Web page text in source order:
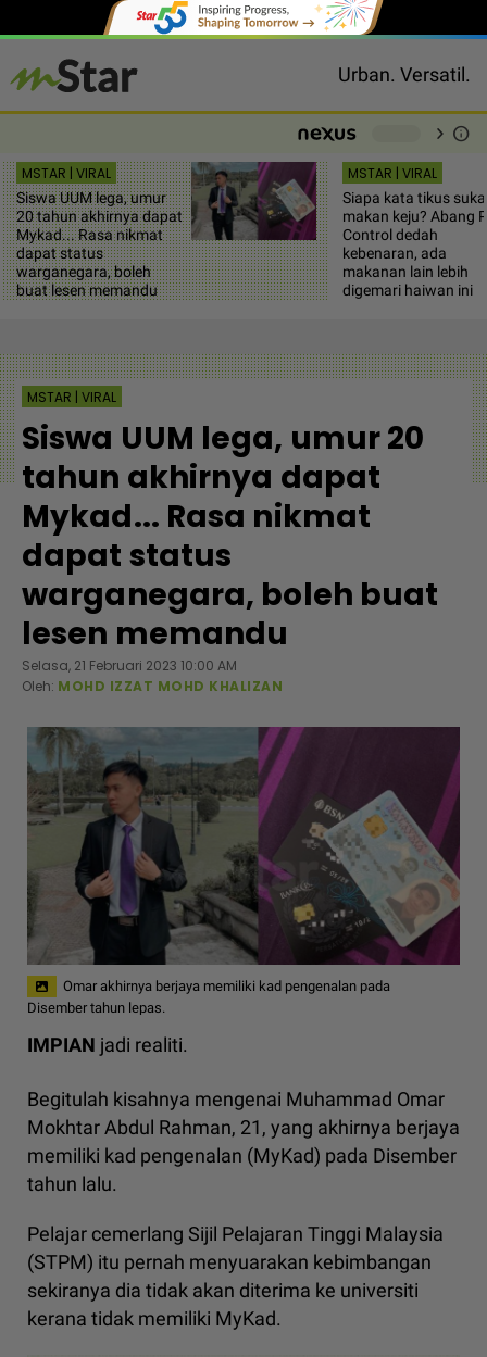
Urban. Versatil.
chevron_right info
MSTAR | VIRAL
Siswa UUM lega, umur
20 tahun akhirnya dapat
Mykad... Rasa nikmat
dapat status
warganegara, boleh
buat lesen memandu
MSTAR | VIRAL
Siapa kata tikus suka
makan keju? Abang
Control dedah
kebenaran, ada
makanan lain lebih
digemari haiwan ini
MSTAR | VIRAL
Siswa UUM lega, umur 20
tahun akhirnya dapat
Mykad... Rasa nikmat
dapat status
warganegara, boleh buat
lesen memandu
Selasa, 21 Februari 2023 10:00 AM
Oleh: MOHD IZZAT MOHD KHALIZAN
Omar akhirnya berjaya memiliki kad pengenalan pada
Disember tahun lepas.
IMPIAN jadi realiti.
Begitulah kisahnya mengenai Muhammad Omar
Mokhtar Abdul Rahman, 21, yang akhirnya berjaya
memiliki kad pengenalan (MyKad) pada Disember
tahun lalu.
Pelajar cemerlang Sijil Pelajaran Tinggi Malaysia
(STPM) itu pernah menyuarakan kebimbangan
sekiranya dia tidak akan diterima ke universiti
kerana tidak memiliki MyKad.